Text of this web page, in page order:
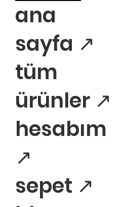
ana
sayfa ↗
tüm
ürünler ↗
hesabım
↗
sepet ↗